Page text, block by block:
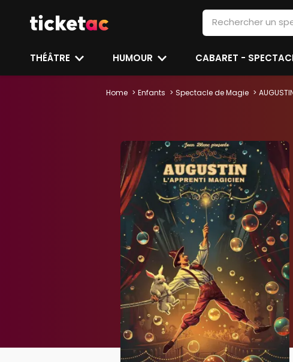
THÉÂTRE HUMOUR CABARET -
Home Enfants Spectacle de Magie